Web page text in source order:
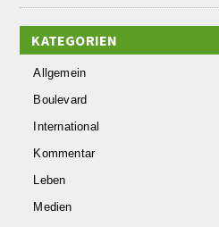
KATEGORIEN
Allgemein
Boulevard
International
Kommentar
Leben
Medien